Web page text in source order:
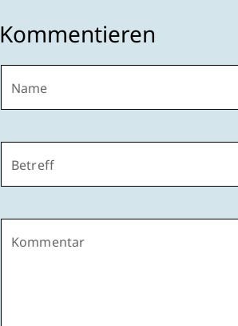
Kommentieren
Name
Betreff
Kommentar